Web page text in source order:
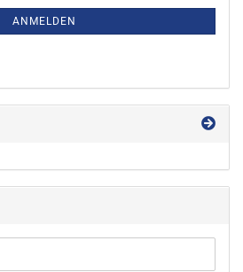
ANMELDEN